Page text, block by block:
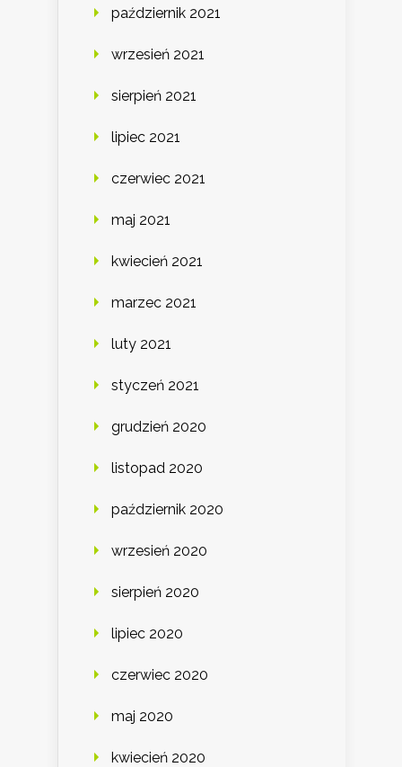
październik 2021
wrzesień 2021
sierpień 2021
lipiec 2021
czerwiec 2021
maj 2021
kwiecień 2021
marzec 2021
luty 2021
styczeń 2021
grudzień 2020
listopad 2020
październik 2020
wrzesień 2020
sierpień 2020
lipiec 2020
czerwiec 2020
maj 2020
kwiecień 2020